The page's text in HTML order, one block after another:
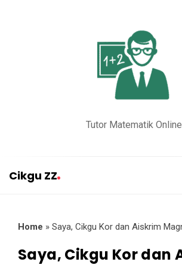
Tutor Matematik Online
Cikgu ZZ
Home » Saya, Cikgu Kor dan Aiskrim
Saya, Cikgu Kor dan